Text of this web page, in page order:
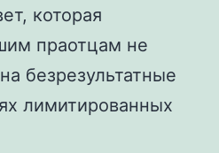
которая
праотцам не
безрезультатные
лимитированных